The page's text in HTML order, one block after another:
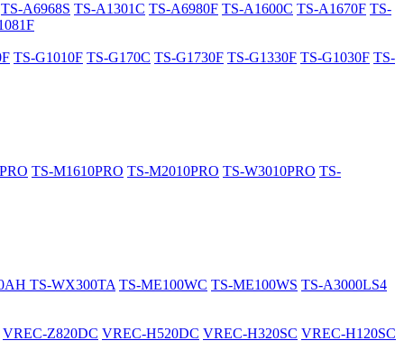
TS-A6968S TS-A1301C TS-A6980F TS-A1600C TS-A1670F TS-
TS-G1010F TS-G170C TS-G1730F TS-G1330F TS-G1030F TS-
TS-M1610PRO TS-M2010PRO TS-W3010PRO TS-
TS-WX300TA TS-ME100WC TS-ME100WS TS-A3000LS4
VREC-Z820DC VREC-H520DC VREC-H320SC VREC-H120SC